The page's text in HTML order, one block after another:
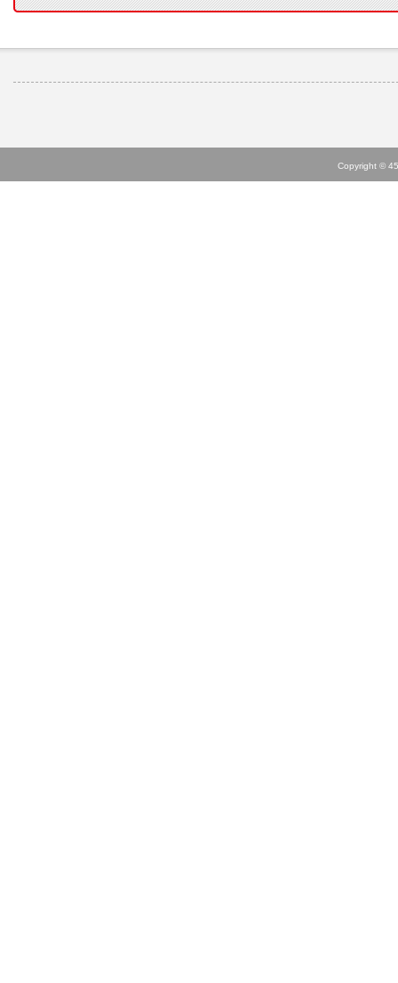
Copyright ©